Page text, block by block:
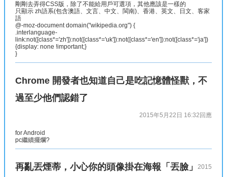
剛剛去弄得CSS版，除了不能給用戶可選項，其他應該是一樣的
只顯示 zh語系(包含澳語、文言、中文、閩南)、香港、英文、日文、客家
語
@-moz-document domain("wikipedia.org") {
.interlanguage-
link:not([class*='zh']):not([class*='uk']):not([class*='en']):not([class*='ja'])
{display: none !important;}
}
Chrome 開發者也知道自己是吃記憶體怪獸，不
過至少他們認錯了
2015年5月22日 16:32 回應
for Android
pc繼續擺爛?
再亂丟煙蒂，小心你的頭像掛在海報「丟臉」 2015